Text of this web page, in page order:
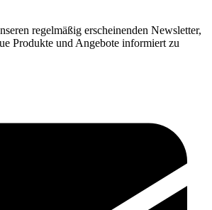
regelmäßig erscheinenden Newsletter,
Produkte und Angebote informiert zu